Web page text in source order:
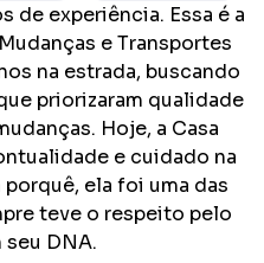
experiência. Essa é a
e Transportes
na estrada, buscando
priorizaram qualidade
Hoje, a Casa
e cuidado na
ela foi uma das
teve o respeito pelo
DNA.